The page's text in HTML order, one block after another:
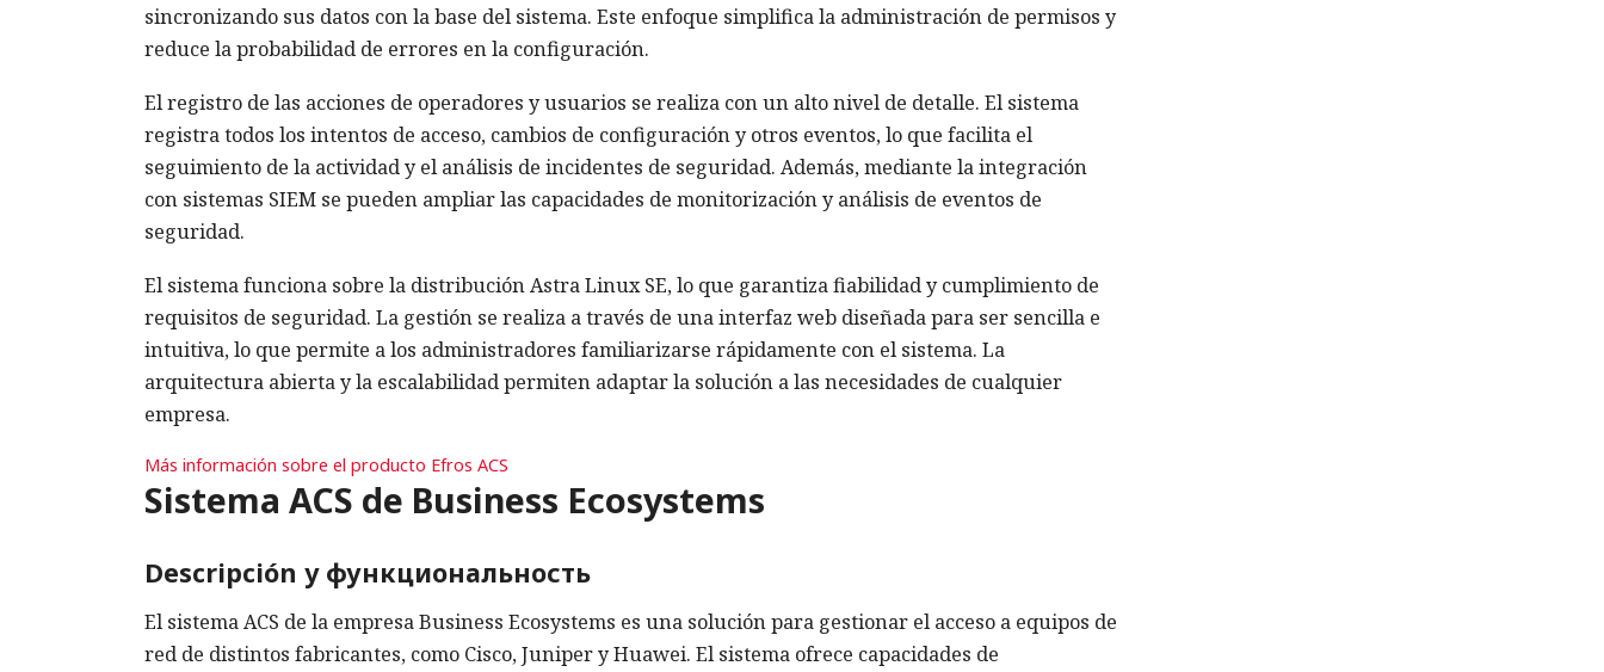
sincronizando sus datos con la base del sistema. Este enfoque simplifica la administración de permisos y
reduce la probabilidad de errores en la configuración.
El registro de las acciones de operadores y usuarios se realiza con un alto nivel de detalle. El sistema
registra todos los intentos de acceso, cambios de configuración y otros eventos, lo que facilita el
seguimiento de la actividad y el análisis de incidentes de seguridad. Además, mediante la integración
con sistemas SIEM se pueden ampliar las capacidades de monitorización y análisis de eventos de
seguridad.
El sistema funciona sobre la distribución Astra Linux SE, lo que garantiza fiabilidad y cumplimiento de
requisitos de seguridad. La gestión se realiza a través de una interfaz web diseñada para ser sencilla e
intuitiva, lo que permite a los administradores familiarizarse rápidamente con el sistema. La
arquitectura abierta y la escalabilidad permiten adaptar la solución a las necesidades de cualquier
empresa.
Más información sobre el producto Efros ACS
Sistema ACS de Business Ecosystems
Descripción y функциональность
El sistema ACS de la empresa Business Ecosystems es una solución para gestionar el acceso a equipos de
red de distintos fabricantes, como Cisco, Juniper y Huawei. El sistema ofrece capacidades de